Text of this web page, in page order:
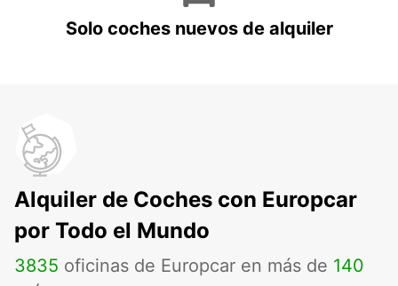
Solo coches nuevos de alquiler
Alquiler de Coches con Europcar
por Todo el Mundo
3835 oficinas de Europcar en más de 140